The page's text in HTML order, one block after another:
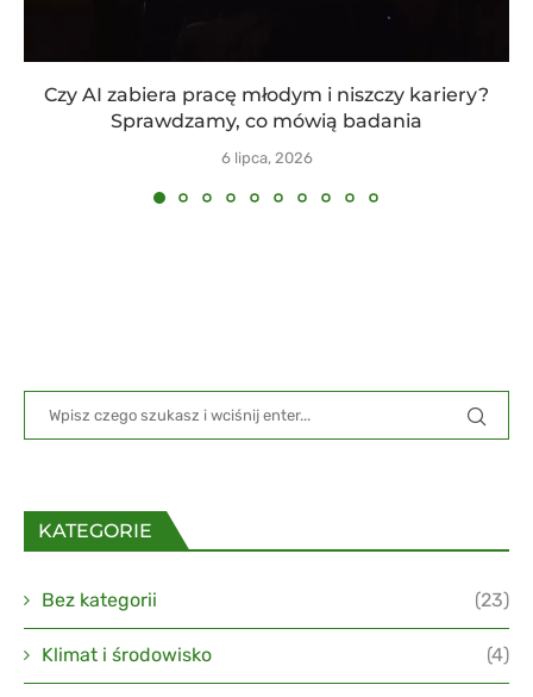
Czy AI zabiera pracę młodym i niszczy kariery?
Sprawdzamy, co mówią badania
6 lipca, 2026
KATEGORIE
Bez kategorii (23)
Klimat i środowisko (4)